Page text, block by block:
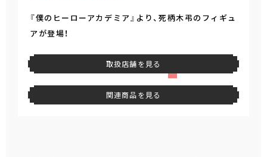
『僕のヒーローアカデミア』より、死柄木弔のフィギュ
アが登場！
取扱店舗を見る
関連商品を見る